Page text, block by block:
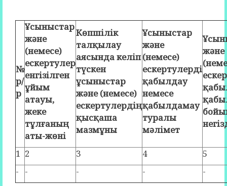
№
р/
р
Ұсыныстар
және
(немесе)
ескертулер
енгізілген
ұйым
атауы,
жеке
тұлғаның
аты-жөні
Көпшілік
талқылау
аясында келіп
түскен
ұсыныстар
және (немесе)
ескертулердің
қысқаша
мазмұны
Ұсыныстар
және
(немесе)
ескертулерді
қабылдау
немесе
қабылдамау
туралы
мәлімет
және
1 2 3 4
5
-
- - - -